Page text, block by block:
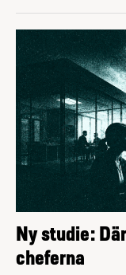
Ny studie:
cheferna